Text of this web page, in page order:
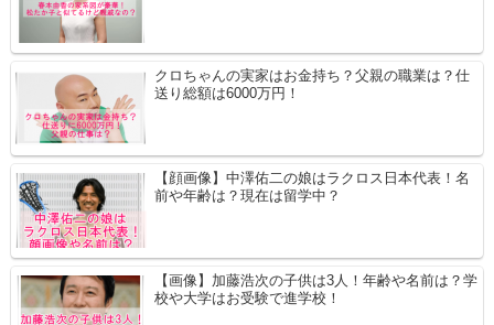
クロちゃんの実家はお金持ち？父親の職業は？仕
送り総額は6000万円！
【顔画像】中澤佑二の娘はラクロス日本代表！名
前や年齢は？現在は留学中？
【画像】加藤浩次の子供は3人！年齢や名前は？学
校や大学はお受験で進学校！